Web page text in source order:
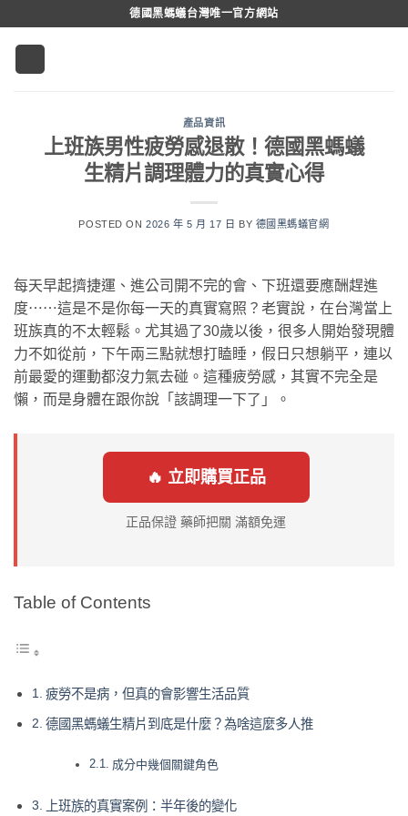
德國黑螞蟻台灣唯一官方網站
產品資訊
上班族男性疲勞感退散！德國黑螞蟻
生精片調理體力的真實心得
POSTED ON2026 年 5 月 17 日 BY 德國黑螞蟻官網
每天早起擠捷運、進公司開不完的會、下班還要應酬趕進
度⋯⋯這是不是你每一天的真實寫照？老實說，在台灣當上
班族真的不太輕鬆。尤其過了30歲以後，很多人開始發現體
力不如從前，下午兩三點就想打瞌睡，假日只想躺平，連以
前最愛的運動都沒力氣去碰。這種疲勞感，其實不完全是
懶，而是身體在跟你說「該調理一下了」。
🔥 立即購買正品
正品保證 藥師把關 滿額免運
Table of Contents
疲勞不是病，但真的會影響生活品質
德國黑螞蟻生精片到底是什麼？為啥這麼多人推
成分中幾個關鍵角色
上班族的真實案例：半年後的變化